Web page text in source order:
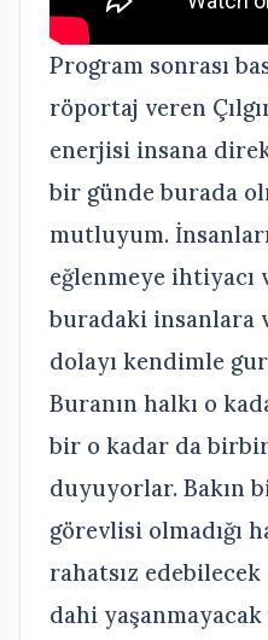
Program sonrası
röportaj veren
enerjisi insana
bir günde burada
mutluyum.
eğlenmeye ihtiyacı
buradaki insanlara
dolayı kendimle
Buranın halkı o
bir o kadar da
duyuyorlar. Bakın
görevlisi olmadığı
rahatsız
dahi